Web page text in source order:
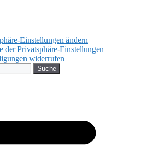
Einstellungen ändern
der Privatsphäre-Einstellungen
widerrufen